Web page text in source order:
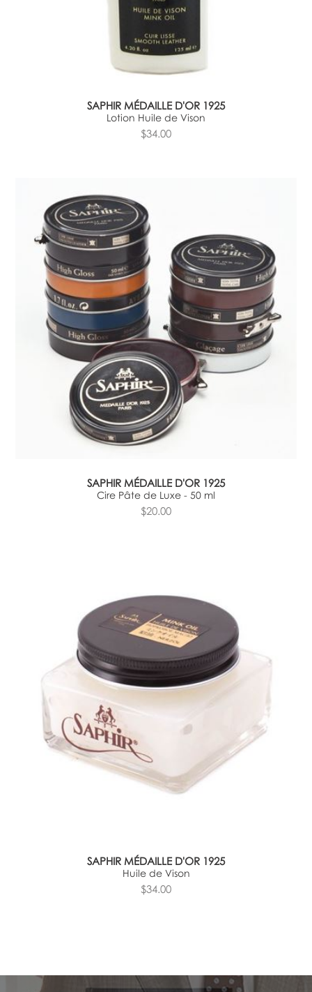
SAPHIR MÉDAILLE D'OR 1925
Lotion Huile de Vison
$34.00
SAPHIR MÉDAILLE D'OR 1925
Cire Pâte de Luxe - 50 ml
$20.00
SAPHIR MÉDAILLE D'OR 1925
Huile de Vison
$34.00